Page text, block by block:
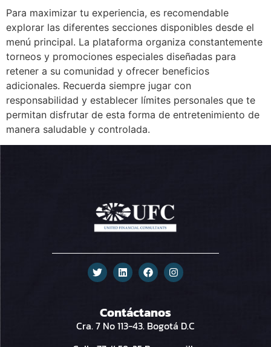
Para maximizar tu experiencia, es recomendable
explorar las diferentes secciones disponibles desde el
menú principal. La plataforma organiza constantemente
torneos y promociones especiales diseñadas para
retener a su comunidad y ofrecer beneficios
adicionales. Recuerda siempre jugar con
responsabilidad y establecer límites personales que te
permitan disfrutar de esta forma de entretenimiento de
manera saludable y controlada.
Contáctanos
Cra. 7 No 113-43. Bogotá D.C